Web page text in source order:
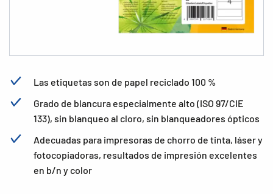
Las etiquetas son de papel reciclado 100 %
Grado de blancura especialmente alto (ISO 97/CIE
133), sin blanqueo al cloro, sin blanqueadores ópticos
Adecuadas para impresoras de chorro de tinta, láser y
fotocopiadoras, resultados de impresión excelentes
en b/n y color